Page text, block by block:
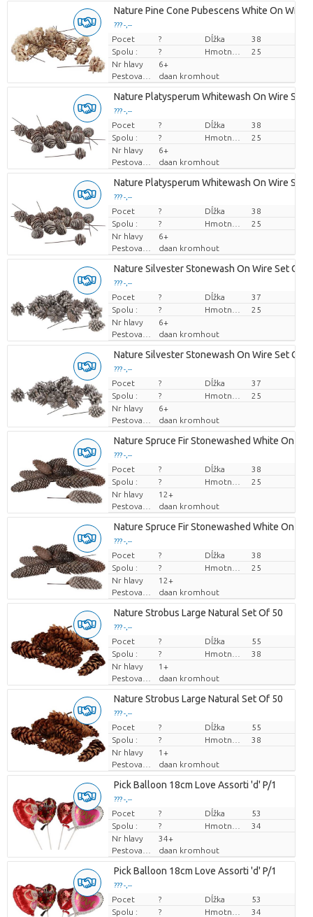
Nature Pine Cone Pubescens White On Wire
??? -,--
Cena za kus
Pocet ? Dĺžka
38
Spolu :
?
25
Nr hlavy
6+
daan kromhout
Nature Platysperum Whitewash On Wire Set
??? -,--
Cena za kus
Pocet ? Dĺžka
38
Spolu :
?
25
Nr hlavy
6+
daan kromhout
Nature Platysperum Whitewash On Wire Set
??? -,--
Cena za kus
Pocet ? Dĺžka
38
Spolu :
?
25
Nr hlavy
6+
daan kromhout
Nature Silvester Stonewash On Wire Set Of
??? -,--
Cena za kus
Pocet ? Dĺžka
37
Spolu :
?
25
Nr hlavy
6+
daan kromhout
Nature Silvester Stonewash On Wire Set Of
??? -,--
Cena za kus
Pocet ? Dĺžka
37
Spolu :
?
25
Nr hlavy
6+
daan kromhout
Nature Spruce Fir Stonewashed White On
??? -,--
Cena za kus
Pocet ? Dĺžka
38
Spolu :
?
25
Nr hlavy
12+
daan kromhout
Nature Spruce Fir Stonewashed White On
??? -,--
Cena za kus
Pocet ? Dĺžka
38
Spolu :
?
25
Nr hlavy
12+
daan kromhout
Nature Strobus Large Natural Set Of 50
??? -,--
Cena za kus
Pocet ? Dĺžka
55
Spolu :
?
38
Nr hlavy
1+
daan kromhout
Nature Strobus Large Natural Set Of 50
??? -,--
Cena za kus
Pocet ? Dĺžka
55
Spolu :
?
38
Nr hlavy
1+
daan kromhout
Pick Balloon 18cm Love Assorti 'd' P/1
??? -,--
Cena za kus
Pocet ? Dĺžka
53
Spolu :
?
34
Nr hlavy
34+
daan kromhout
Pick Balloon 18cm Love Assorti 'd' P/1
??? -,--
Cena za kus
Pocet ? Dĺžka
53
Spolu :
? 34